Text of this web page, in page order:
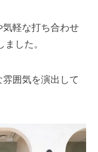
軽な打ち合わせ
した。
囲気を演出して